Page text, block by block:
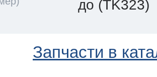
до (TK323)
Запчасти в